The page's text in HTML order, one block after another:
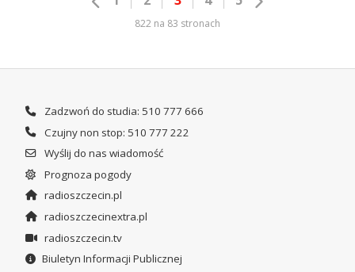
822 na 83 stronach
Zadzwoń do studia: 510 777 666
Czujny non stop: 510 777 222
Wyślij do nas wiadomość
Prognoza pogody
radioszczecin.pl
radioszczecinextra.pl
radioszczecin.tv
Biuletyn Informacji Publicznej